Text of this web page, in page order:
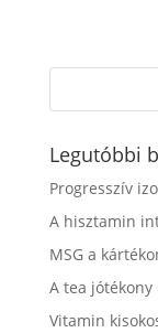
Legutóbbi
Progresszív
A hisztamin
MSG a
A tea jótékony
Vitamin